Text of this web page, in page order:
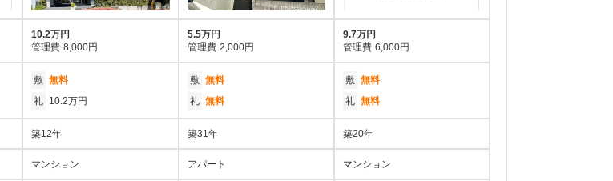
10.2万円
管理費 8,000円
5.5万円
管理費 2,000円
9.7万円
管理費 6,000円
敷 無料
礼 10.2万円
敷 無料
礼 無料
敷 無料
礼 無料
築12年 築31年 築20年
マンション アパート マンション